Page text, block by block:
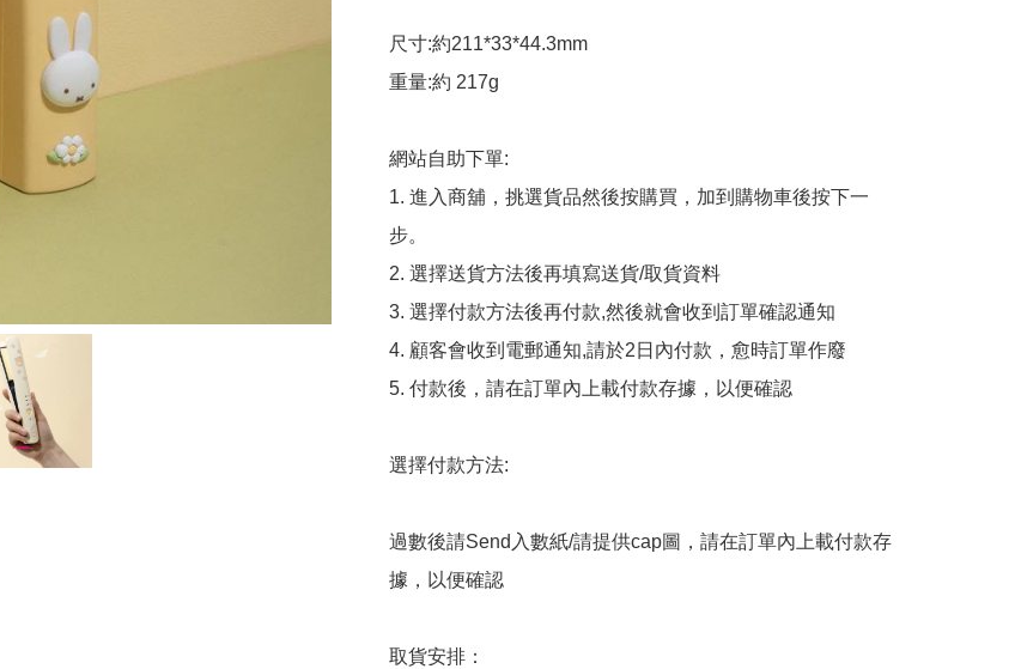
尺寸:約211*33*44.3mm
重量:約 217g
網站自助下單:
1. 進入商舖，挑選貨品然後按購買，加到購物車後按下一
步。
2. 選擇送貨方法後再填寫送貨/取貨資料
3. 選擇付款方法後再付款,然後就會收到訂單確認通知
4. 顧客會收到電郵通知,請於2日內付款，愈時訂單作廢
5. 付款後，請在訂單內上載付款存據，以便確認
選擇付款方法:
過數後請Send入數紙/請提供cap圖，請在訂單內上載付款存
據，以便確認
取貨安排：